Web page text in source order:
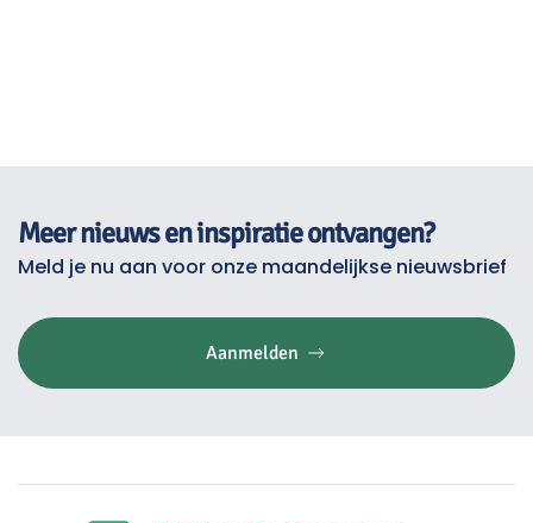
Meer nieuws en inspiratie ontvangen?
Meld je nu aan voor onze maandelijkse nieuwsbrief
Aanmelden